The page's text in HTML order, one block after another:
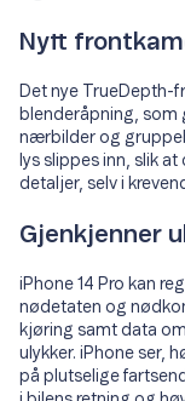
Nytt
Det nye TrueDepth-
blenderåpning, som
nærbilder og
lys slippes inn, slik
detaljer, selv i
Gjenkjenner
iPhone 14 Pro kan
nødetaten og
kjøring samt data
ulykker. iPhone ser,
på plutselige